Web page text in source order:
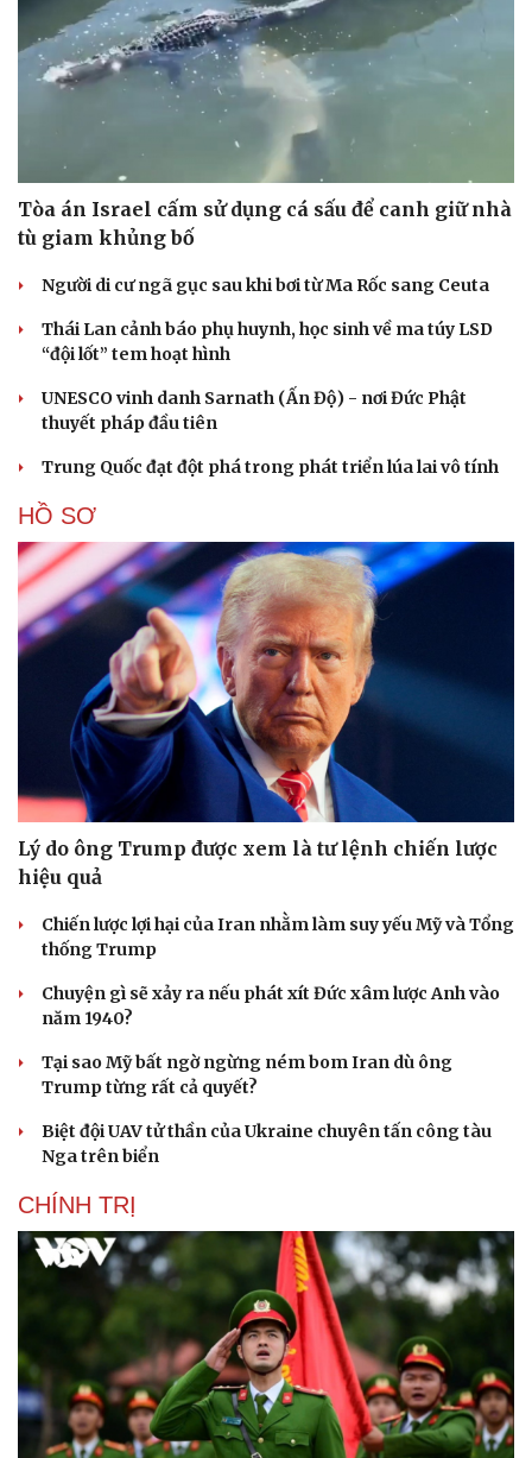
Tòa án Israel cấm sử dụng cá sấu để canh giữ nhà
tù giam khủng bố
Người di cư ngã gục sau khi bơi từ Ma Rốc sang Ceuta
Thái Lan cảnh báo phụ huynh, học sinh về ma túy LSD
“đội lốt” tem hoạt hình
UNESCO vinh danh Sarnath (Ấn Độ) - nơi Đức Phật
thuyết pháp đầu tiên
Trung Quốc đạt đột phá trong phát triển lúa lai vô tính
HỒ SƠ
Lý do ông Trump được xem là tư lệnh chiến lược
hiệu quả
Chiến lược lợi hại của Iran nhằm làm suy yếu Mỹ và Tổng
thống Trump
Chuyện gì sẽ xảy ra nếu phát xít Đức xâm lược Anh vào
năm 1940?
Tại sao Mỹ bất ngờ ngừng ném bom Iran dù ông
Trump từng rất cả quyết?
Biệt đội UAV tử thần của Ukraine chuyên tấn công tàu
Nga trên biển
CHÍNH TRỊ